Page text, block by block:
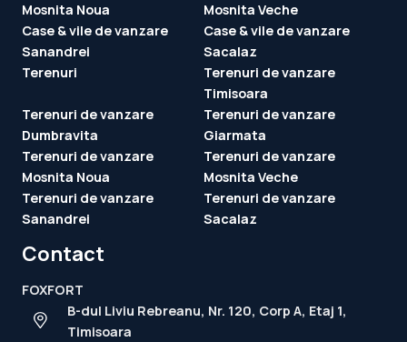
Mosnita Noua
Mosnita Veche
Case & vile de vanzare
Sanandrei
Case & vile de vanzare
Sacalaz
Terenuri
Terenuri de vanzare
Timisoara
Terenuri de vanzare
Dumbravita
Terenuri de vanzare
Giarmata
Terenuri de vanzare
Mosnita Noua
Terenuri de vanzare
Mosnita Veche
Terenuri de vanzare
Sanandrei
Terenuri de vanzare
Sacalaz
Contact
FOXFORT
B-dul Liviu Rebreanu, Nr. 120, Corp A, Etaj 1,
Timisoara